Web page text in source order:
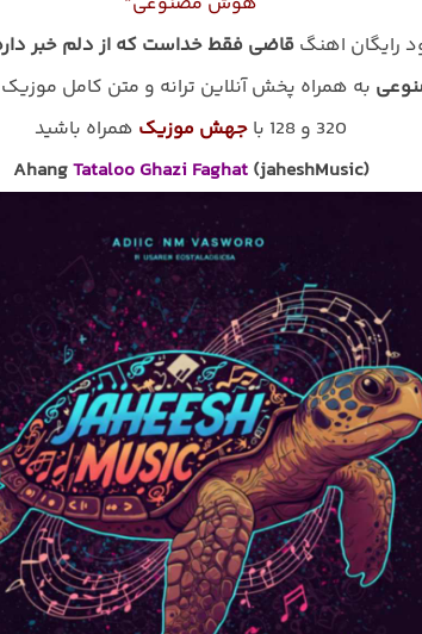
رایگان اهنگقاضی فقط خداست که از دلم خبر
به همراه پخش آنلاین ترانه و متن کامل
320 و 128 با
جهش موزیک همراه باشید
AhangTataloo Ghazi Faghat(jaheshMusic)